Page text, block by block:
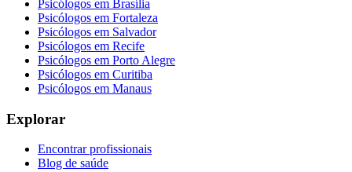
Psicólogos em Brasília
Psicólogos em Fortaleza
Psicólogos em Salvador
Psicólogos em Recife
Psicólogos em Porto Alegre
Psicólogos em Curitiba
Psicólogos em Manaus
Explorar
Encontrar profissionais
Blog de saúde